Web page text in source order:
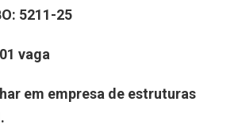
5211-25
vaga
em empresa de estruturas